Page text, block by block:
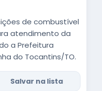
de combustível
atendimento da
a Prefeitura
do Tocantins/TO.
Salvar na lista